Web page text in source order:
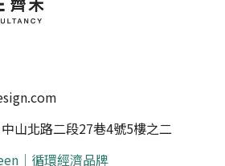
山北路二段27巷4號5樓之二
｜循環經濟品牌